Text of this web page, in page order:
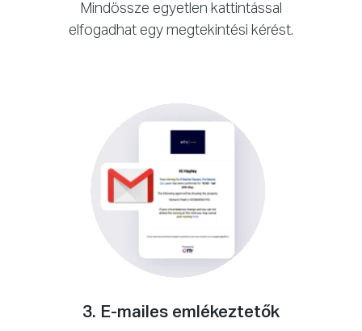
Mindössze egyetlen kattintással
elfogadhat egy megtekintési kérést.
3. E-mailes emlékeztetők